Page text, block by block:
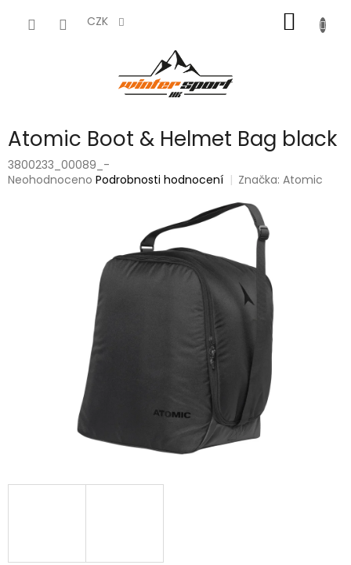
CZK
KOŠÍK
Atomic Boot & Helmet Bag black
3800233_00089_-
Průměrné
Neohodnoceno Podrobnosti hodnocení Značka:Atomic